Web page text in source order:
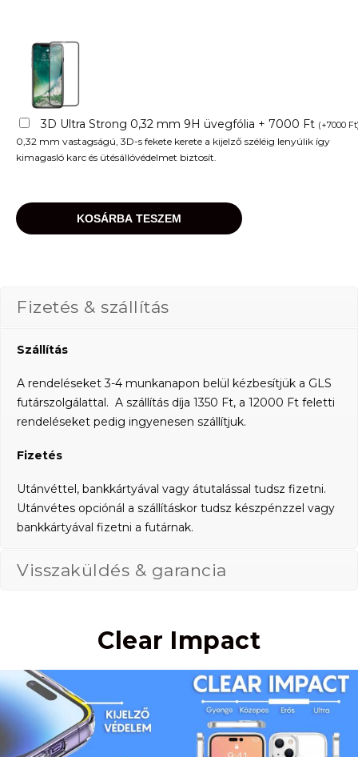
3D Ultra Strong 0,32 mm 9H üvegfólia + 7000 Ft (+7000 Ft
0,32 mm vastagságú, 3D-s fekete kerete a kijelző széléig lenyúlik így
kimagasló karc és ütésállóvédelmet biztosít.
KOSÁRBA TESZEM
Fizetés & szállítás
Szállítás
A rendeléseket 3-4 munkanapon belül kézbesítjük a GLS
futárszolgálattal. A szállítás díja 1350 Ft, a 12000 Ft feletti
rendeléseket pedig ingyenesen szállítjuk.
Fizetés
Utánvéttel, bankkártyával vagy átutalással tudsz fizetni.
Utánvétes opciónál a szállításkor tudsz készpénzzel vagy
bankkártyával fizetni a futárnak.
Visszaküldés & garancia
Clear Impact